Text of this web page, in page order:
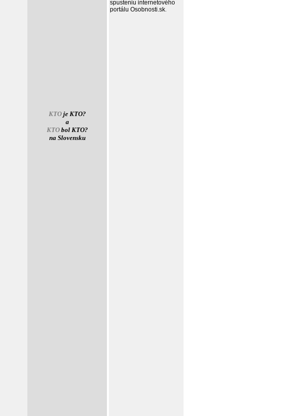
spusteniu internetového
portálu Osobnosti.sk
KTOje KTO?
a
KTObol KTO?
na Slovensku